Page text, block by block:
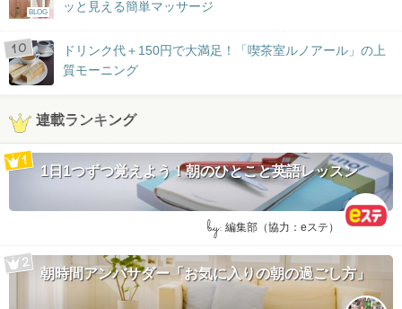
BLOG
ッと見える簡単マッサージ
ドリンク代＋150円で大満足！「喫茶室ルノアール」の上
質モーニング
連載ランキング
1日1つずつ覚えよう！朝のひとこと英語レッスン
by: 編集部（協力：eステ）
朝時間アンバサダー「お気に入りの朝の過ごし方」